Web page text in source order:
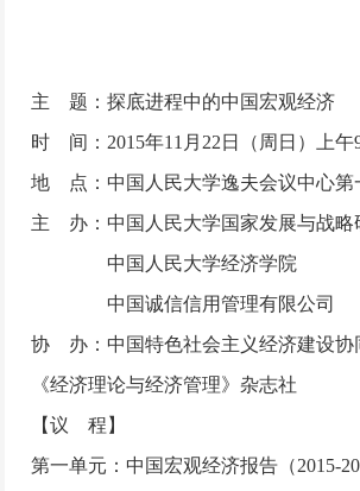
主 题：探底进程中的中国宏观经济
时 间：2015年11月22日（周日）上午
地 点：中国人民大学逸夫会议中心第
主 办：中国人民大学国家发展与战略
中国人民大学经济学院
中国诚信信用管理有限公司
协 办：中国特色社会主义经济建设协
《经济理论与经济管理》杂志社
【议 程】
第一单元：中国宏观经济报告（2015-